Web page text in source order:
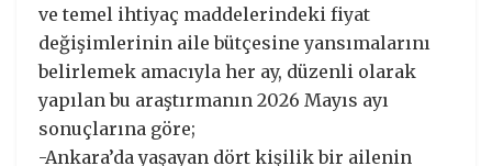
ve temel ihtiyaç maddelerindeki fiyat
değişimlerinin aile bütçesine yansımalarını
belirlemek amacıyla her ay, düzenli olarak
yapılan bu araştırmanın 2026 Mayıs ayı
sonuçlarına göre;
-Ankara’da yaşayan dört kişilik bir ailenin